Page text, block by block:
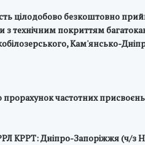
цілодобово безкоштовно
з технічним покриттям
Кам'янсько-
частотних
РРЛ КРРТ: Дніпро-Запоріжжя